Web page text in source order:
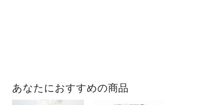
あなたにおすすめの商品